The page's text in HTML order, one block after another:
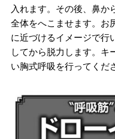
入れます。その後、鼻か
全体をへこませます。お
に近づけるイメージで行
してから脱力します。キ
い胸式呼吸を行ってくだ